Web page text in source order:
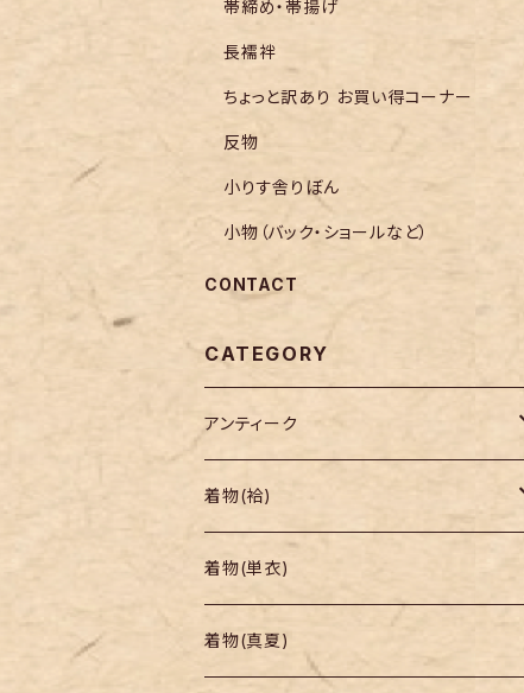
帯締め・帯揚げ
長襦袢
ちょっと訳あり お買い得コーナー
反物
小りす舎りぼん
小物（バック・ショールなど）
CONTACT
CATEGORY
アンティーク
着物
帯
羽織り・道行
着物(袷)
小紋
色無地・江戸小紋
着物(単衣)
着物(真夏)